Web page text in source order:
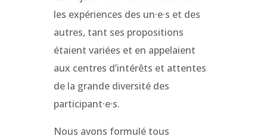
les expériences des un·e·s et des
autres, tant ses propositions
étaient variées et en appelaient
aux centres d’intérêts et attentes
de la grande diversité des
participant·e·s.
Nous avons formulé tous